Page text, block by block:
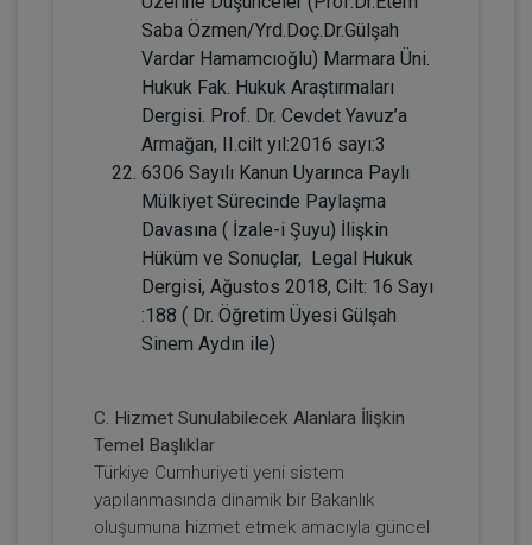
2160
Tüketici Hukuku Enstitüsü
Sözleşmeler Hukuku - 1 - IV. Borçlar
Hukuku Kongresi - VII. Oturum
360 TL Sepete Ekle
Saba Özmen/Yrd.Doç.Dr.Gülşah
Vardar Hamamcıoğlu) Marmara Üni.
Hukuk Fak. Hukuk Araştırmaları
Dergisi. Prof. Dr. Cevdet Yavuz’a
Armağan, II.cilt yıl:2016 sayı:3
6306 Sayılı Kanun Uyarınca Paylı
Mülkiyet Sürecinde Paylaşma
Davasına ( İzale-i Şuyu) İlişkin
Hüküm ve Sonuçlar, Legal Hukuk
Dergisi, Ağustos 2018, Cilt: 16 Sayı
:188 ( Dr. Öğretim Üyesi Gülşah
Sinem Aydın ile)
C. Hizmet Sunulabilecek Alanlara İlişkin
Temel Başlıklar
Türkiye Cumhuriyeti yeni sistem
yapılanmasında dinamik bir Bakanlık
oluşumuna hizmet etmek amacıyla güncel